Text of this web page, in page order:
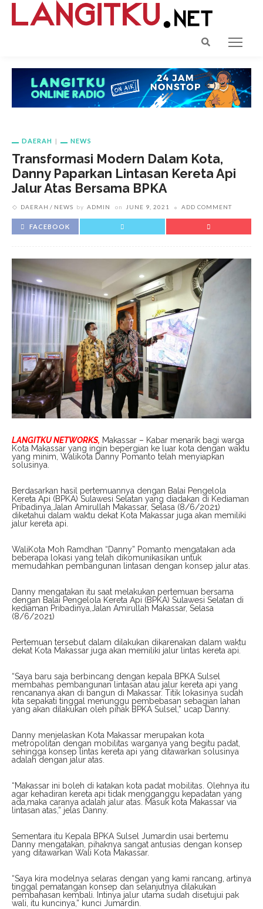
DAERAH NEWS
Transformasi Modern Dalam Kota,
Danny Paparkan Lintasan Kereta Api
Jalur Atas Bersama BPKA
DAERAH NEWS by ADMIN on JUNE 9, 2021 ADD COMMENT
FACEBOOK
LANGITKU NETWORKS, Makassar – Kabar menarik bagi warga
Kota Makassar yang ingin bepergian ke luar kota dengan waktu
yang minim, Walikota Danny Pomanto telah menyiapkan
solusinya.
Berdasarkan hasil pertemuannya dengan Balai Pengelola
Kereta Api (BPKA) Sulawesi Selatan yang diadakan di Kediaman
Pribadinya,Jalan Amirullah Makassar, Selasa (8/6/2021)
diketahui dalam waktu dekat Kota Makassar juga akan memiliki
jalur kereta api.
WaliKota Moh Ramdhan “Danny” Pomanto mengatakan ada
beberapa lokasi yang telah dikomunikasikan untuk
memudahkan pembangunan lintasan dengan konsep jalur atas.
Danny mengatakan itu saat melakukan pertemuan bersama
dengan Balai Pengelola Kereta Api (BPKA) Sulawesi Selatan di
kediaman Pribadinya,Jalan Amirullah Makassar, Selasa
(8/6/2021)
Pertemuan tersebut dalam dilakukan dikarenakan dalam waktu
dekat Kota Makassar juga akan memiliki jalur lintas kereta api.
“Saya baru saja berbincang dengan kepala BPKA Sulsel
membahas pembangunan lintasan atau jalur kereta api yang
rencananya akan di bangun di Makassar. Titik lokasinya sudah
kita sepakati tinggal menunggu pembebasan sebagian lahan
yang akan dilakukan oleh pihak BPKA Sulsel,” ucap Danny.
Danny menjelaskan Kota Makassar merupakan kota
metropolitan dengan mobilitas warganya yang begitu padat,
sehingga konsep lintas kereta api yang ditawarkan solusinya
adalah dengan jalur atas.
“Makassar ini boleh di katakan kota padat mobilitas. Olehnya itu
agar kehadiran kereta api tidak mengganggu kepadatan yang
ada,maka caranya adalah jalur atas. Masuk kota Makassar via
lintasan atas,” jelas Danny.
Sementara itu Kepala BPKA Sulsel Jumardin usai bertemu
Danny mengatakan, pihaknya sangat antusias dengan konsep
yang ditawarkan Wali Kota Makassar.
“Saya kira modelnya selaras dengan yang kami rancang, artinya
tinggal pematangan konsep dan selanjutnya dilakukan
pembahasan kembali. Intinya jalur utama sudah disetujui pak
wali, itu kuncinya,” kunci Jumardin.